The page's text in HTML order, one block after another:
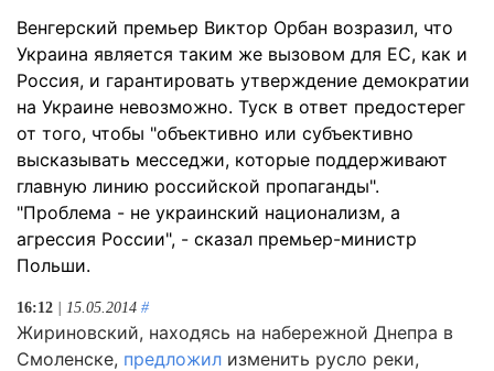
Венгерский премьер Виктор Орбан возразил, что
Украина является таким же вызовом для ЕС, как и
Россия, и гарантировать утверждение демократии
на Украине невозможно. Туск в ответ предостерег
от того, чтобы "объективно или субъективно
высказывать месседжи, которые поддерживают
главную линию российской пропаганды".
"Проблема - не украинский национализм, а
агрессия России", - сказал премьер-министр
Польши.
16:12 | 15.05.2014 #
Жириновский, находясь на набережной Днепра в
Смоленске, предложил изменить русло реки,